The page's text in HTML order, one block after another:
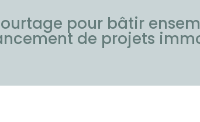
pour bâtir
de projets